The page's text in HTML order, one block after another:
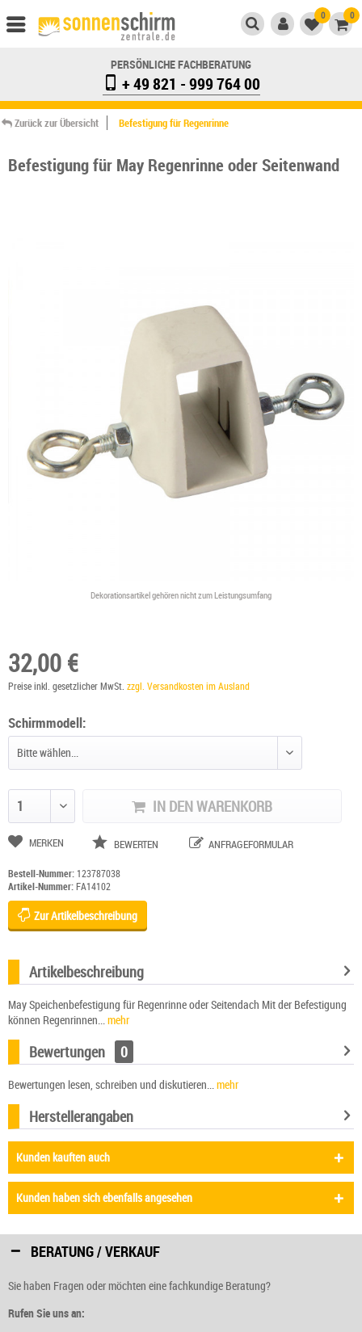
0 0
PERSÖNLICHE FACHBERATUNG
+ 49 821 - 999 764 00
Zurück zur Übersicht Befestigung für Regenrinne
Befestigung für May Regenrinne oder Seitenwand
Dekorationsartikel gehören nicht zum Leistungsumfang
32,00 €
Preise inkl. gesetzlicher MwSt. zzgl. Versandkosten im Ausland
Schirmmodell:
IN DEN WARENKORB
MERKEN BEWERTEN ANFRAGEFORMULAR
Bestell-Nummer:123787038
Artikel-Nummer:FA14102
Zur Artikelbeschreibung
Artikelbeschreibung
May Speichenbefestigung für Regenrinne oder Seitendach Mit der Befestigung
können Regenrinnen...
mehr
Bewertungen 0
Bewertungen lesen, schreiben und diskutieren... mehr
Herstellerangaben
Kunden kauften auch
Kunden haben sich ebenfalls angesehen
BERATUNG / VERKAUF
Sie haben Fragen oder möchten eine fachkundige Beratung?
Rufen Sie uns an: